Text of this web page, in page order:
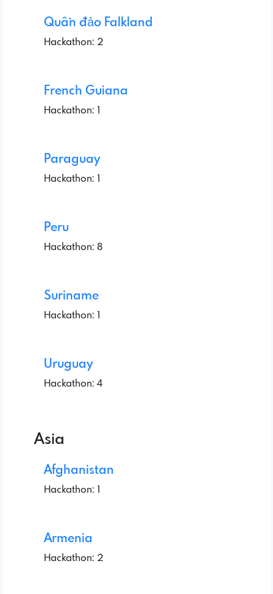
Quần đảo Falkland
Hackathon: 2
French Guiana
Hackathon: 1
Paraguay
Hackathon: 1
Peru
Hackathon: 8
Suriname
Hackathon: 1
Uruguay
Hackathon: 4
Asia
Afghanistan
Hackathon: 1
Armenia
Hackathon: 2